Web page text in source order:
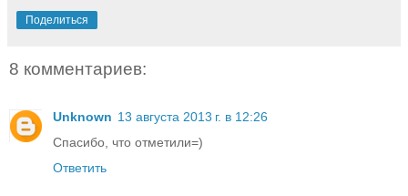
Поделиться
8 комментариев:
Unknown 13 августа 2013 г. в 12:26
Спасибо, что отметили=)
Ответить